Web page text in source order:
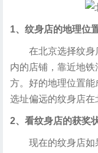
1、纹身店的地理位置
在北京选择纹身
内的店铺，靠近地
方。好的地理位置能
选址偏远的纹身店在
2、看纹身店的获奖
现在的纹身店如